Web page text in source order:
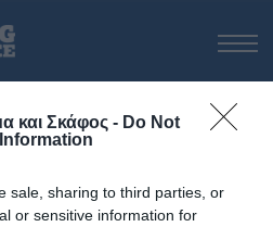
και Σκάφος - Do Not
sale, sharing to third parties, or
or sensitive information for